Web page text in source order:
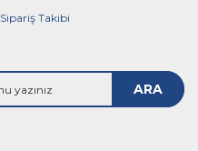
Sipariş Takibi
ARA